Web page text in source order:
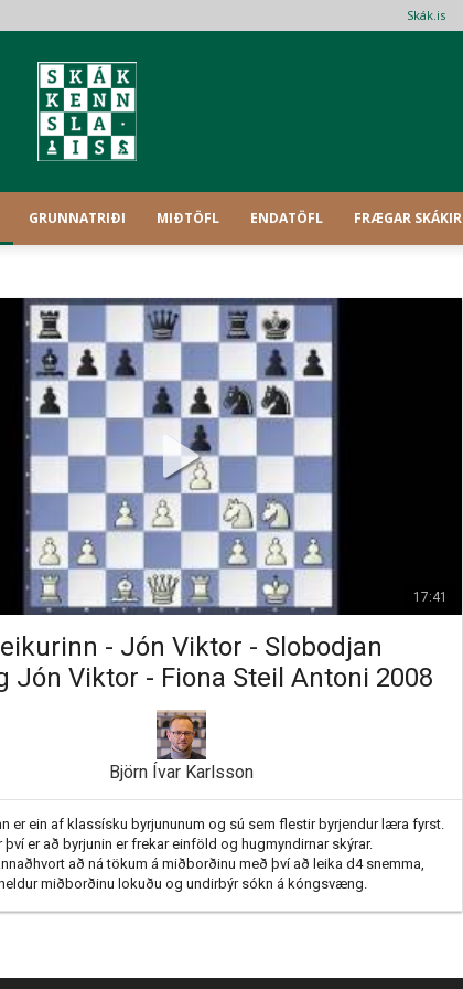
Skák.is
GRUNNATRIÐI MIÐTÖFL ENDATÖFL FRÆGAR SKÁKIR
17:41
- Jón Viktor - Slobodjan
Jón Viktor - Fiona Steil Antoni 2008
Björn Ívar Karlsson
er ein af klassísku byrjununum og sú sem flestir byrjendur læra fyrst.
er að byrjunin er frekar einföld og hugmyndirnar skýrar.
að ná tökum á miðborðinu með því að leika d4 snemma,
miðborðinu lokuðu og undirbýr sókn á kóngsvæng.